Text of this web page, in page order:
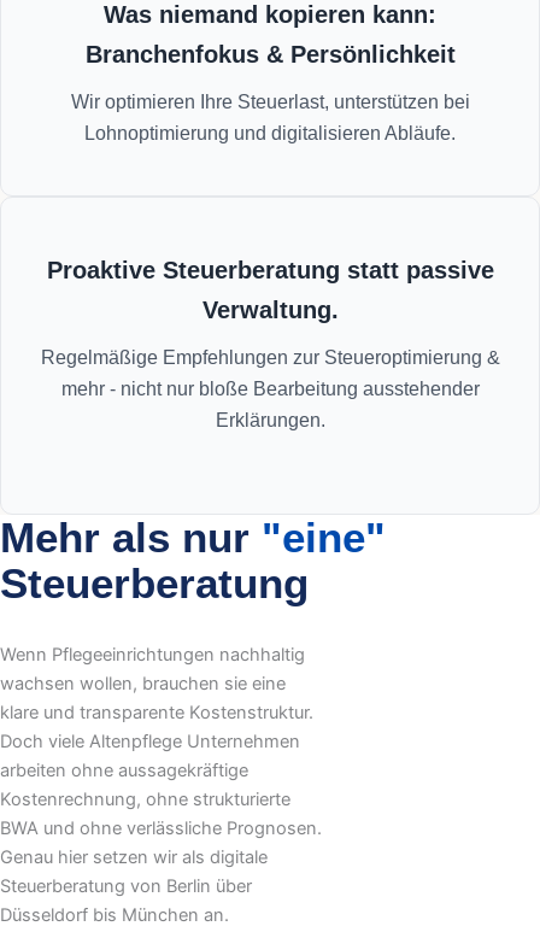
Was niemand kopieren kann:
Branchenfokus & Persönlichkeit
Wir optimieren Ihre Steuerlast, unterstützen bei
Lohnoptimierung und digitalisieren Abläufe.
Proaktive Steuerberatung statt passive
Verwaltung.
Regelmäßige Empfehlungen zur Steueroptimierung &
mehr - nicht nur bloße Bearbeitung ausstehender
Erklärungen.
Mehr als nur "eine"
Steuerberatung
Wenn Pflegeeinrichtungen nachhaltig
wachsen wollen, brauchen sie eine
klare und transparente Kostenstruktur.
Doch viele Altenpflege Unternehmen
arbeiten ohne aussagekräftige
Kostenrechnung, ohne strukturierte
BWA und ohne verlässliche Prognosen.
Genau hier setzen wir als digitale
Steuerberatung von Berlin über
Düsseldorf bis München an.